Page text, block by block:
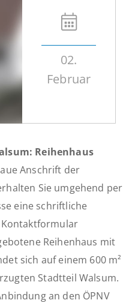
02.
Februar
Reihenhaus
Anschrift der
Sie umgehend per
eine schriftliche
Kontaktformular
Reihenhaus mit
sich auf einem 600 m²
Stadtteil Walsum.
an den ÖPNV